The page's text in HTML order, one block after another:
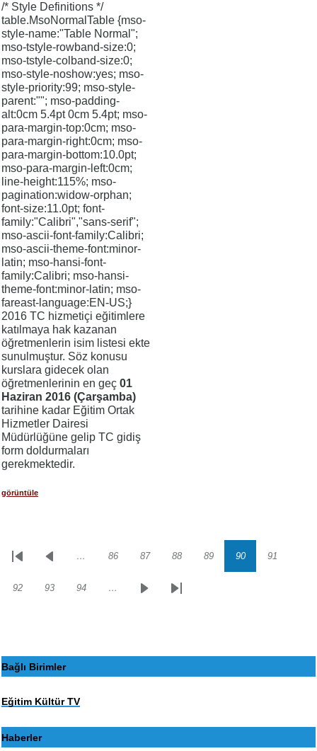
/* Style Definitions */
table.MsoNormalTable {mso-
style-name:"Table Normal";
mso-tstyle-rowband-size:0;
mso-tstyle-colband-size:0;
mso-style-noshow:yes; mso-
style-priority:99; mso-style-
parent:""; mso-padding-
alt:0cm 5.4pt 0cm 5.4pt; mso-
para-margin-top:0cm; mso-
para-margin-right:0cm; mso-
para-margin-bottom:10.0pt;
mso-para-margin-left:0cm;
line-height:115%; mso-
pagination:widow-orphan;
font-size:11.0pt; font-
family:"Calibri","sans-serif";
mso-ascii-font-family:Calibri;
mso-ascii-theme-font:minor-
latin; mso-hansi-font-
family:Calibri; mso-hansi-
theme-font:minor-latin; mso-
fareast-language:EN-US;}
2016 TC hizmetiçi eğitimlere
katılmaya hak kazanan
öğretmenlerin isim listesi ekte
sunulmuştur. Söz konusu
kurslara gidecek olan
öğretmenlerinin en geç 01
Haziran 2016 (Çarşamba)
tarihine kadar Eğitim Ortak
Hizmetler Dairesi
Müdürlüğüne gelip TC gidiş
form doldurmaları
gerekmektedir.
görüntüle
Sayfalama
İlk
Önceki… Sayfa
86 Sayfa
87 Sayfa
88 Sayfa
89 Sayfa
90 Sayfa
91
Sayfa
92 Sayfa
93 Sayfa
94 …
SonrakiSon
Bağlı Birimler
Eğitim Kültür TV
Haberler